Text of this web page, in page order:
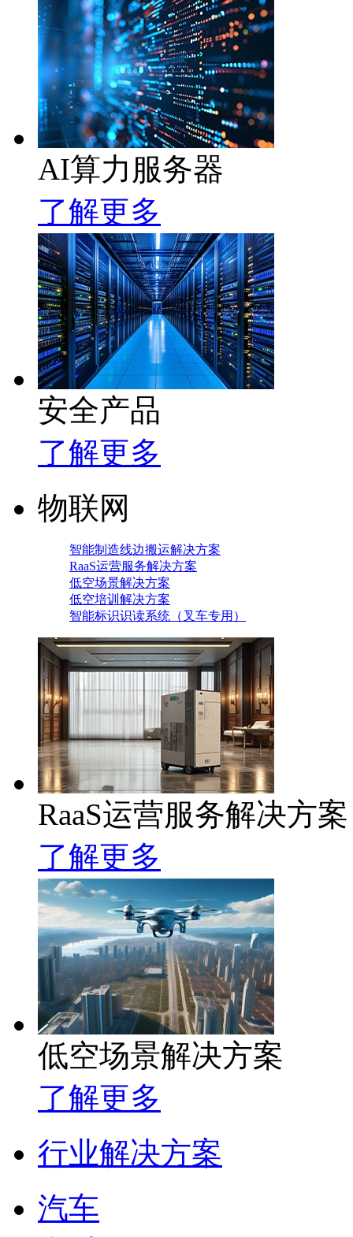
AI算力服务器
了解更多
安全产品
了解更多
物联网
智能制造线边搬运解决方案
RaaS运营服务解决方案
低空场景解决方案
低空培训解决方案
智能标识识读系统（叉车专用）
RaaS运营服务解决方案
了解更多
低空场景解决方案
了解更多
行业解决方案
汽车